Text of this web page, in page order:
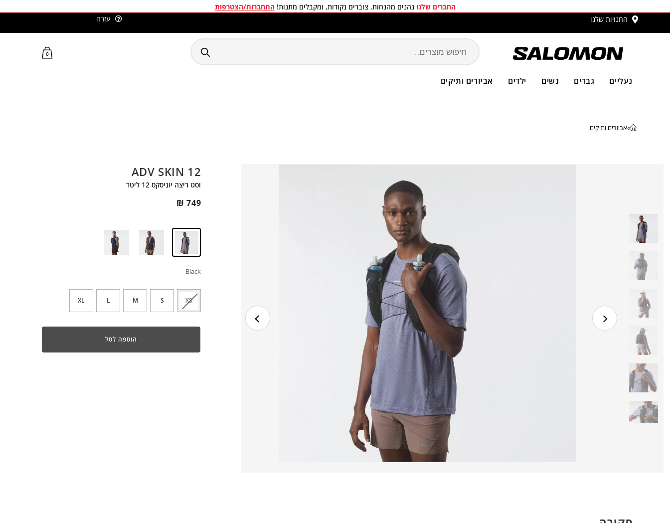
החברים שלנו נהנים מהנחות, צוברים נקודות, ומקבלים מתנות!התחברות/הצטרפות
החנויות שלנו
משלוחים חינם בכל קניה מעל 299 ₪
עזרה
נעליים גברים נשים ילדים אביזרים ותיקים
0
»אביזרים ותיקים
ADV SKIN 12
וסט ריצה יוניסקס 12 ליטר
₪ 749
Black
XS
S
M
L
XL
הוספה לסל